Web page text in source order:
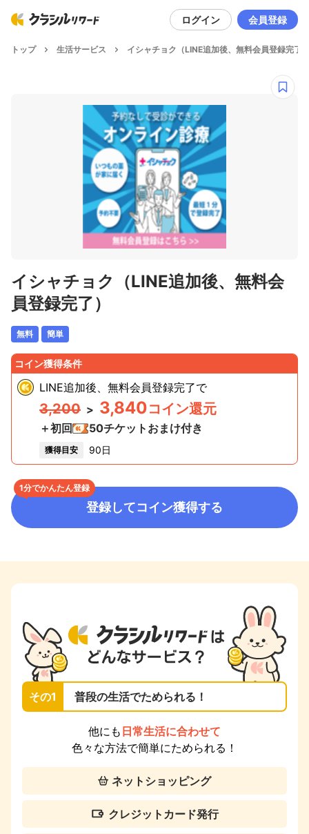
ログイン 会員登録
トップ 生活サービス イシャチョク（LINE追加後、無料会員登録完了
イシャチョク（LINE追加後、無料会
員登録完了）
無料 簡単
コイン獲得条件
LINE追加後、無料会員登録完了で
3,200 > 3,840コイン還元
＋初回 50チケットおまけ付き
獲得目安 90日
1分でかんたん登録
登録してコイン獲得する
その1 普段の生活でためられる！
他にも 日常生活に合わせて
色々な方法で簡単にためられる！
ネットショッピング
クレジットカード発行